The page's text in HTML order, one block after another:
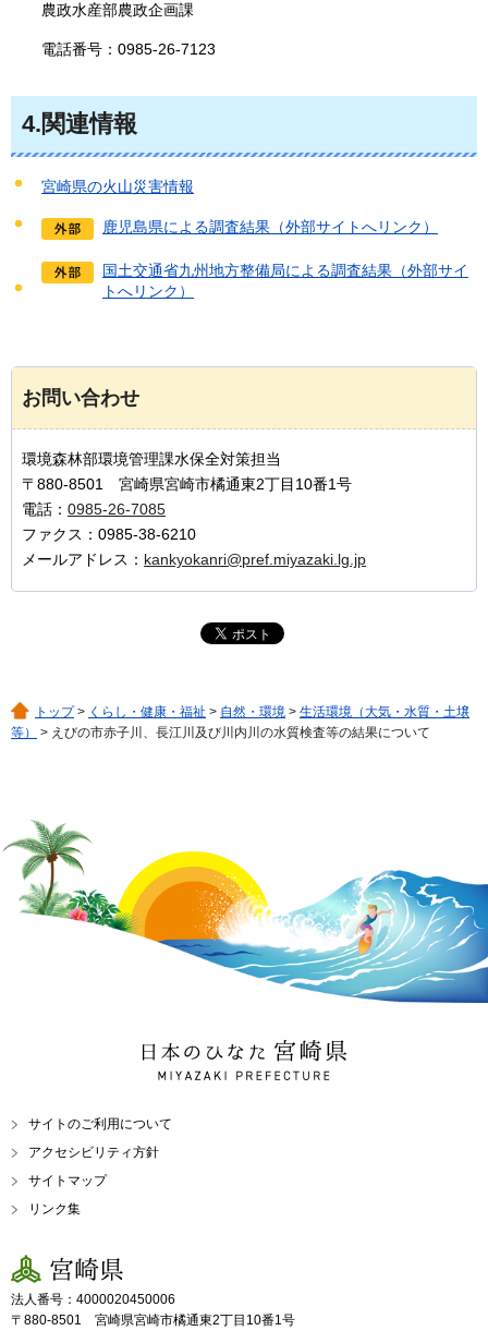
農政水産部農政企画課
電話番号：0985-26-7123
4.関連情報
宮崎県の火山災害情報
鹿児島県による調査結果（外部サイトへリンク）
国土交通省九州地方整備局による調査結果（外部サイ
トへリンク）
お問い合わせ
環境森林部環境管理課水保全対策担当
〒880-8501 宮崎県宮崎市橘通東2丁目10番1号
電話： 0985-26-7085
ファクス：0985-38-6210
メールアドレス： kankyokanri@pref.miyazaki.lg.jp
トップ> くらし・健康・福祉 > 自然・環境 > 生活環境（大気・水質・土壌
等）
> えびの市赤子川、長江川及び川内川の水質検査等の結果について
日本のひなた 宮崎県
MIYAZAKI PREFECTURE
サイトのご利用について
アクセシビリティ方針
サイトマップ
リンク集
宮崎県
法人番号：4000020450006
〒880-8501 宮崎県宮崎市橘通東2丁目10番1号